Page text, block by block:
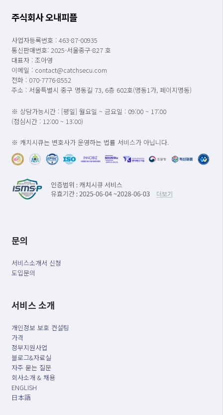
주식회사 오내피플
사업자등록번호 : 463-87-00935
통신판매번호: 2025-서울중구-827 호
대표자 : 조아영
이메일 : contact@catchsecu.com
전화 : 070-7776-8552
주소 : 서울특별시 중구 명동길 73, 6층 602호(명동1가, 페이지명동)
※ 상담가능시간 : [평일] 월요일 ~ 금요일 : 09:00 ~ 17:00
(점심시간 : 12:00 ~ 13:00)
※ 캐치시큐는 변호사가 운영하는 법률 서비스가 아닙니다.
문의
서비스소개서 신청
도입문의
서비스 소개
개인정보 보호 컨설팅
가격
정부지원사업
블로그&자료실
자주 묻는 질문
회사소개 & 채용
ENGLISH
日本語